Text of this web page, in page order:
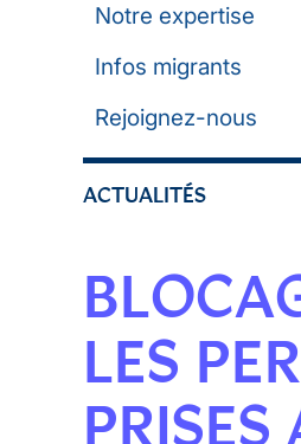
Notre expertise
Infos migrants
Rejoignez-nous
ACTUALITÉS
LES
PRISES